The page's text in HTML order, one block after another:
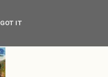
GOT IT